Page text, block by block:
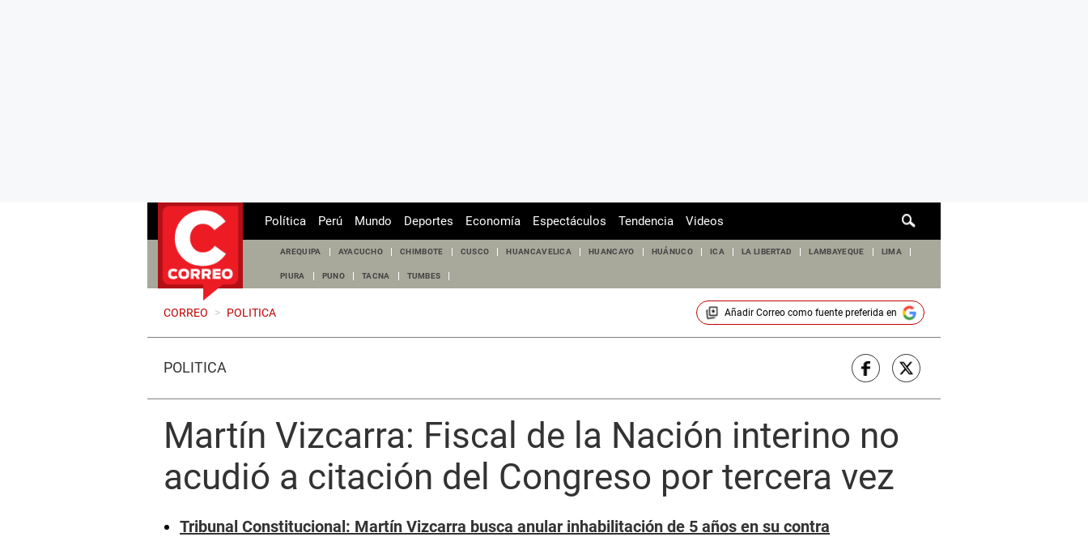
de
Política Perú Mundo Deportes Economía Espectáculos Tendencia Videos
AREQUIPA AYACUCHO CHIMBOTE CUSCO HUANCAVELICA HUANCAYO HUÁNUCO ICA LA LIBERTAD LAMBAYEQUE LIMA
PIURA PUNO TACNA TUMBES
CORREO > POLITICA Añadir Correocomo fuente preferida en
POLÍTICA
Martín Vizcarra: Fiscal de la Nación interino no
acudió a citación del Congreso por tercera vez
Tribunal Constitucional: Martín Vizcarra busca anular inhabilitación de 5 años en su contra